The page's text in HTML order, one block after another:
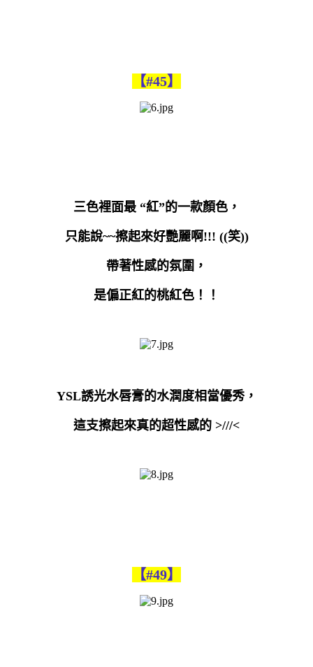
【#45】
三色裡面最“紅”的一款顏色，
只能說~~擦起來好艷麗啊!!! ((笑))
帶著性感的氛圍，
是偏正紅的桃紅色！！
YSL誘光水唇膏的水潤度相當優秀，
這支擦起來真的超性感的 >///<
【#49】